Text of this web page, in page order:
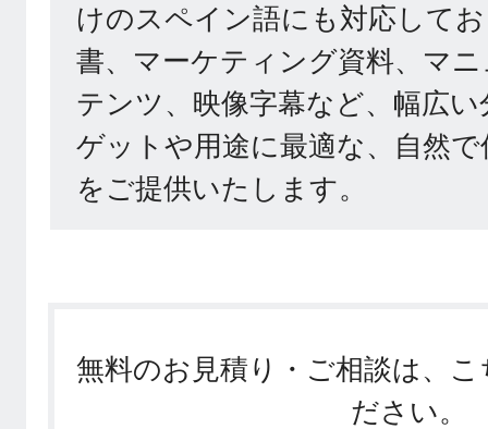
けのスペイン語にも対応して
書、マーケティング資料、マ
テンツ、映像字幕など、幅広
ゲットや用途に最適な、自然
をご提供いたします。
無料のお見積り・ご相談は、
ださい。